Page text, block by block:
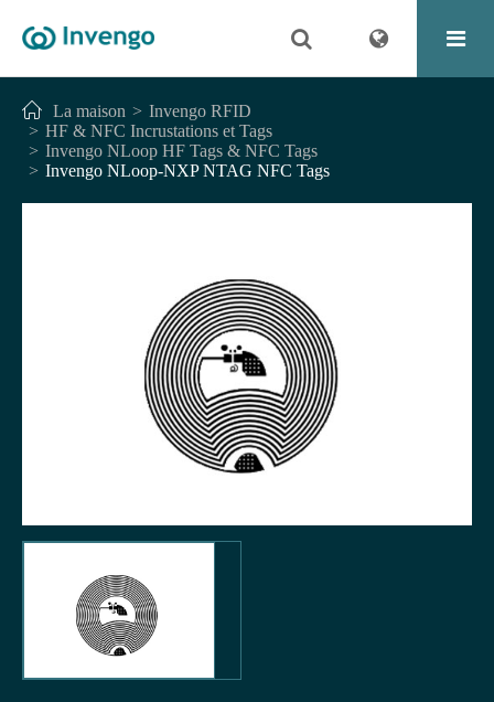
La maison
Invengo RFID
HF & NFC Incrustations et Tags
Invengo NLoop HF Tags & NFC Tags
Invengo NLoop-NXP NTAG NFC Tags